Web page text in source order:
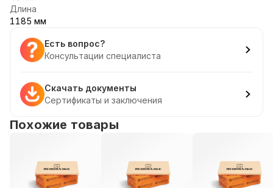
Длина
1185 мм
Есть вопрос?
Консультации специалиста
Скачать документы
Сертификаты и заключения
Похожие товары